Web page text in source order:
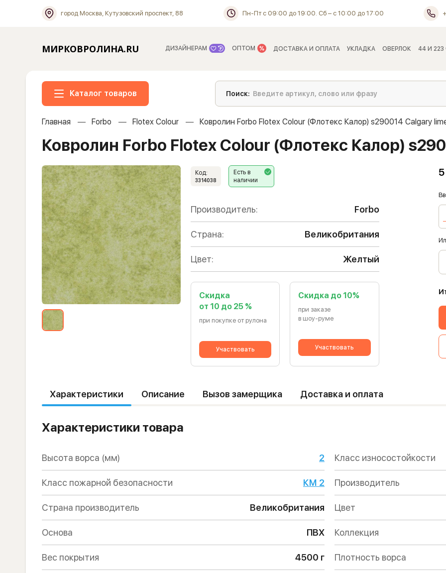
город Москва, Кутузовский проспект, 88 Пн-Пт с 09:00 до 19:00. Сб – с 10:00 до 17:00
МИРКОВРОЛИНА.RU ДИЗАЙНЕРАМ ОПТОМ ДОСТАВКА И ОПЛАТА УКЛАДКА ОВЕРЛОК 44 И 223
Каталог товаров
Главная Forbo Flotex Colour Ковролин Forbo Flotex Colour (Флотекс Калор) s290014 Calgary
Ковролин Forbo Flotex Colour (Флотекс Калор)
Код:
3314038
Есть в
наличии
Производитель: Forbo
Страна: Великобритания
Цвет: Желтый
Скидка
от 10 до 25 %
при покупке от рулона
Участвовать
Cкидка до 10%
при заказе
в шоу-руме
Участвовать
Характеристики Описание Вызов замерщика Доставка и оплата
Характеристики товара
Высота ворса (мм) 2 Класс износостойкости
Класс пожарной безопасности КМ 2 Производитель
Страна производитель Великобритания Цвет
Основа ПВХ Коллекция
Вес покрытия 4500 г Плотность ворса